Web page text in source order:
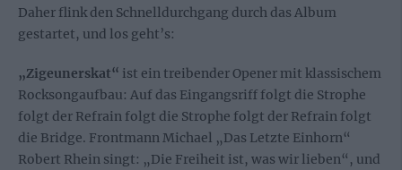
Daher flink den Schnelldurchgang durch das Album
gestartet, und los geht’s:
„Zigeunerskat“ ist ein treibender Opener mit klassischem
Rocksongaufbau: Auf das Eingangsriff folgt die Strophe
folgt der Refrain folgt die Strophe folgt der Refrain folgt
die Bridge. Frontmann Michael „Das Letzte Einhorn“
Robert Rhein singt: „Die Freiheit ist, was wir lieben“, und